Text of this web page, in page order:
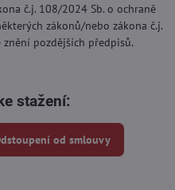
č.j. 108/2024 Sb. o ochraně
zákonů/nebo zákona č.j.
znění pozdějších předpisů.
stažení:
od smlouvy